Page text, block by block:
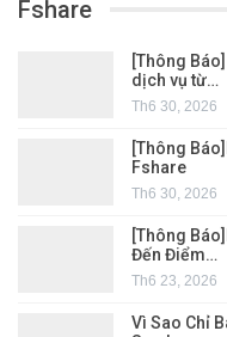
Fshare
[Thông
dịch vụ từ…
Th6 30, 2026
[Thông
Fshare
Th6 30, 2026
[Thông
Đến Điểm…
Th6 23, 2026
Vì Sao Chỉ